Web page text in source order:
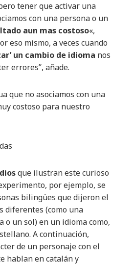
tener que activar una
con una persona o un
aun mas costoso«,
eso mismo, a veces cuando
un cambio de idioma nos
errores”, añade.
que no asociamos con una
costoso para nuestro
que ilustran este curioso
por ejemplo, se
bilingües que dijeron el
diferentes (como una
o un sol) en un idioma como,
A continuación,
de un personaje con el
hablan en catalán y